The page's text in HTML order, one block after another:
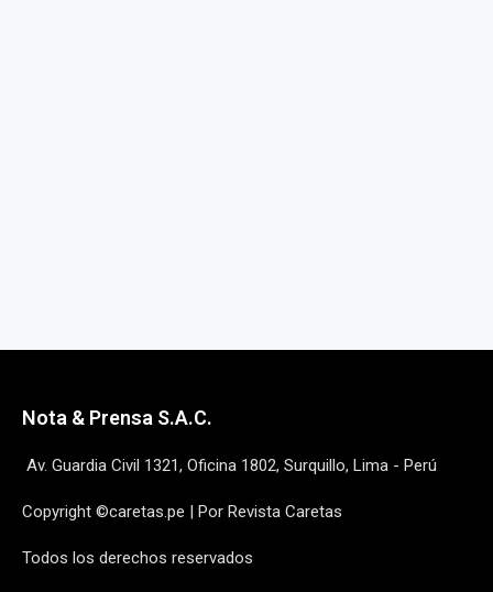
Nota & Prensa S.A.C.
Av. Guardia Civil 1321, Oficina 1802, Surquillo, Lima - Perú
Copyright ©caretas.pe | Por Revista Caretas
Todos los derechos reservados